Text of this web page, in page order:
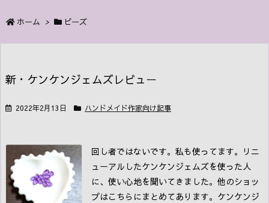
ホーム > ビーズ
新・ケンケンジェムズレビュー
2022年2月13日 ハンドメイド作家向け記事
回し者ではないです。私も使ってます。 リニ
ューアルしたケンケンジェムズを使った人
に、使い心地を聞いてきました。 他のショッ
プはこちらにまとめてあります。 ケンケンジ